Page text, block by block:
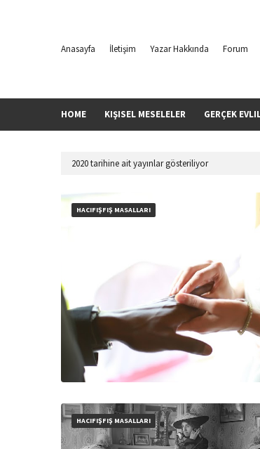
Anasayfa İletişim Yazar Hakkında Forum
HOME KIŞISEL MESELELER GERÇEK
2020 tarihine ait yayınlar gösteriliyor
HACIFIŞFIŞ MASALLARI
HACIFIŞFIŞ MASALLARI